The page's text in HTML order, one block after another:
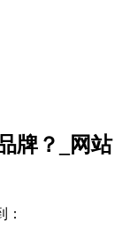
牌？_网站
：